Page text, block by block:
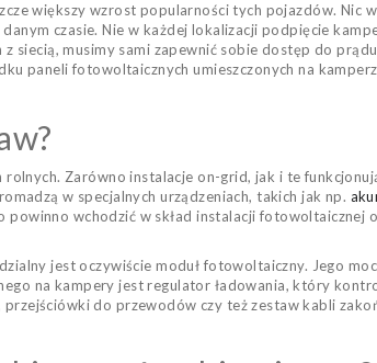
większy wzrost popularności tych pojazdów. Nic
czasie. Nie w każdej lokalizacji podpięcie
siecią, musimy sami zapewnić sobie dostęp do
paneli fotowoltaicznych umieszczonych na
Zarówno instalacje on-grid, jak i te
w specjalnych urządzeniach, takich jak np.
powinno wchodzić w skład instalacji fotowoltaicznej
jest oczywiście moduł fotowoltaiczny. Jego
na kampery jest regulator ładowania, który
do przewodów czy też zestaw kabli